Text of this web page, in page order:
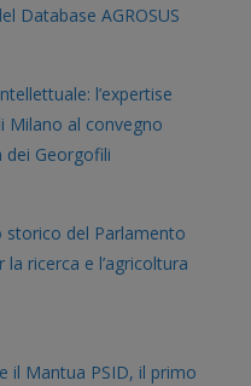
Database AGROSUS
l’expertise
Milano al convegno
dei Georgofili
storico del Parlamento
ricerca e l’agricoltura
il Mantua PSID, il primo